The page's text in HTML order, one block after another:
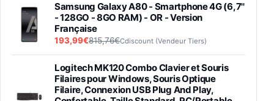
Samsung Galaxy A80 - Smartphone 4G (6,7''
- 128GO - 8GO RAM) - OR - Version
Française
193,99€815,76€Cdiscount (Vendeur Tiers)
Logitech MK120 Combo Clavier et Souris
Filaires pour Windows, Souris Optique
Filaire, Connexion USB Plug And Play,